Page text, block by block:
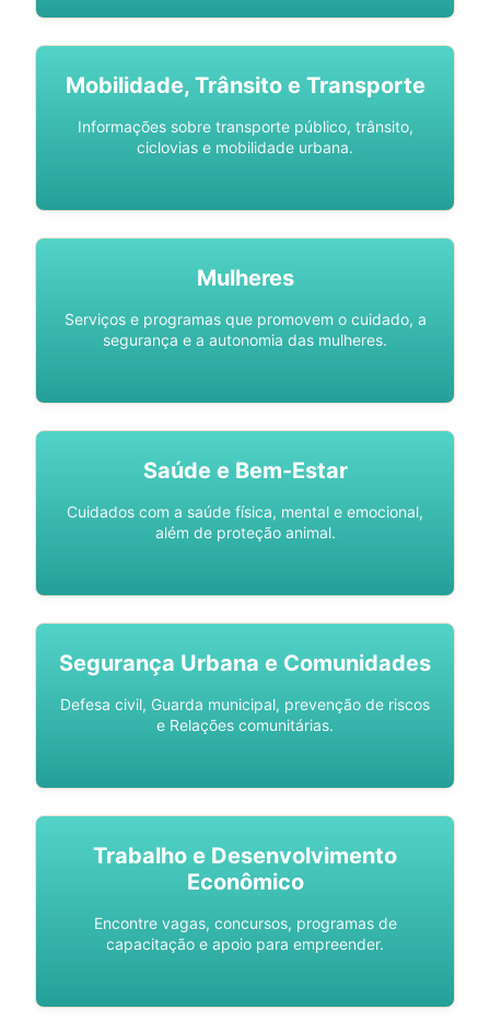
Mobilidade, Trânsito e Transporte
Informações sobre transporte público, trânsito,
ciclovias e mobilidade urbana.
Mulheres
Serviços e programas que promovem o cuidado, a
segurança e a autonomia das mulheres.
Saúde e Bem-Estar
Cuidados com a saúde física, mental e emocional,
além de proteção animal.
Segurança Urbana e Comunidades
Defesa civil, Guarda municipal, prevenção de riscos
e Relações comunitárias.
Trabalho e Desenvolvimento
Econômico
Encontre vagas, concursos, programas de
capacitação e apoio para empreender.